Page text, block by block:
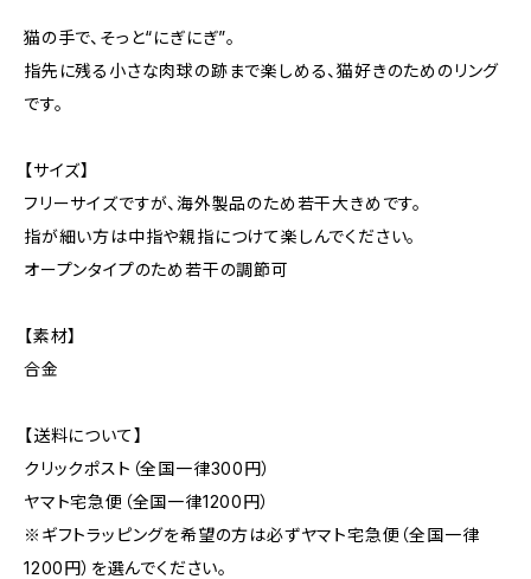
猫の手で、そっと“にぎにぎ”。
指先に残る小さな肉球の跡まで楽しめる、猫好きのためのリング
です。
【サイズ】
フリーサイズですが、海外製品のため若干大きめです。
指が細い方は中指や親指につけて楽しんでください。
オープンタイプのため若干の調節可
【素材】
合金
【送料について】
クリックポスト（全国一律300円）
ヤマト宅急便（全国一律1200円）
※ギフトラッピングを希望の方は必ずヤマト宅急便（全国一律
1200円）を選んでください。